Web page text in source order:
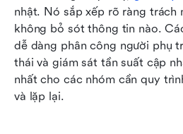
nhật. Nó sắp xếp rõ ràng trách
không bỏ sót thông tin nào.
dễ dàng phân công người phụ
thái và giám sát tần suất cập
nhất cho các nhóm cần quy
và lặp lại.